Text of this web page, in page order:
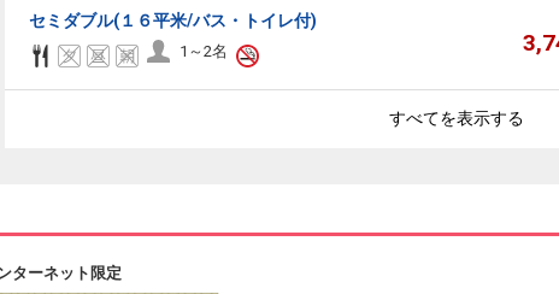
セミダブル(１６平米/バス・トイレ付)
1～2名
すべてを表示する
ターネット限定